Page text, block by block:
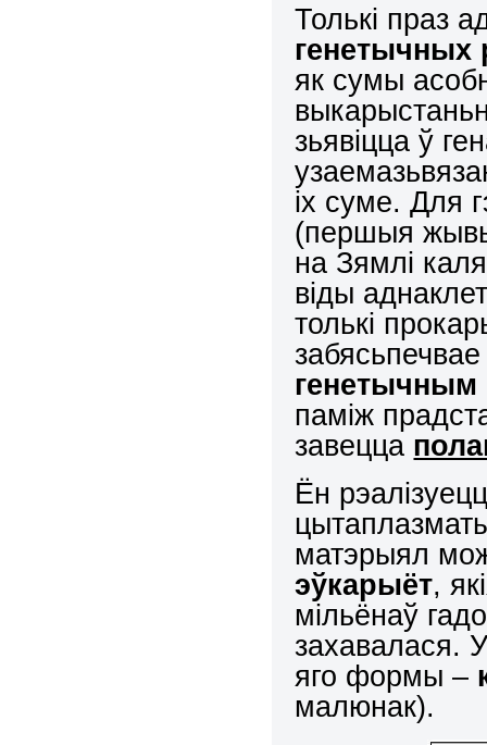
Толькі праз
генетычных
як сумы
зьявіцца ў
іх суме. Для
(першыя
на Зямлі
віды
толькі
генетычным
паміж
завецца
Ён
матэрыял
эўкарыёт,
мільёнаў
захавалася.
яго формы –
малюнак).